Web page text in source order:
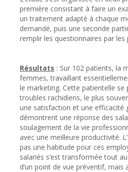
première consistant à faire un
un traitement adapté à chaque
demandé, puis une seconde
remplir les questionnaires par les
Résultats : Sur 102 patients, la
femmes, travaillant
le marketing. Cette patientelle se
troubles rachidiens, le plus
une satisfaction et une efficacité
démontrent une réponse des
soulagement de la vie
avec une meilleure productivité.
pas une habitude pour ces
salariés s’est transformée tout
d’un point de vue préventif, mais